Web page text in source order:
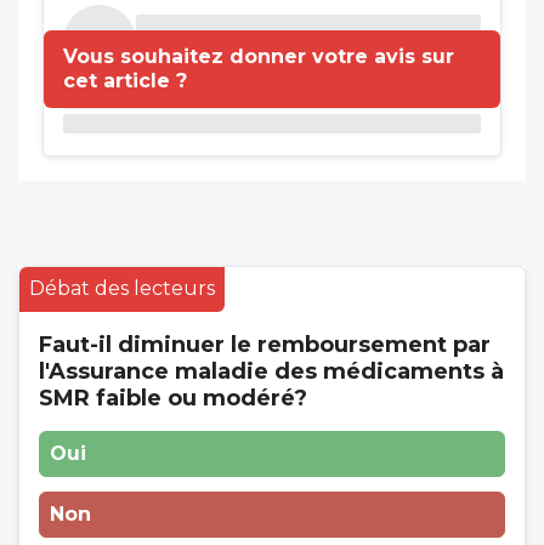
Vous souhaitez donner votre avis sur
cet article ?
Débat des lecteurs
Faut-il diminuer le remboursement par
l'Assurance maladie des médicaments à
SMR faible ou modéré?
Oui
Non